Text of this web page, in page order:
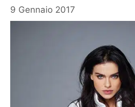
9 Gennaio 2017